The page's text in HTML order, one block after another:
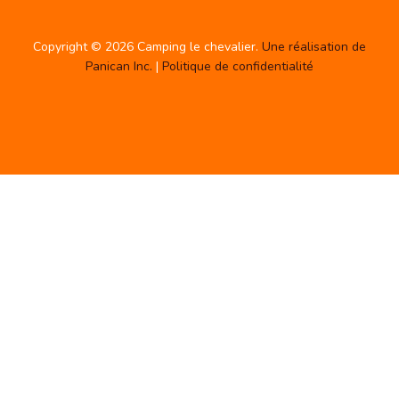
Copyright © 2026 Camping le chevalier. Une réalisation de
Panican Inc. | Politique de confidentialité